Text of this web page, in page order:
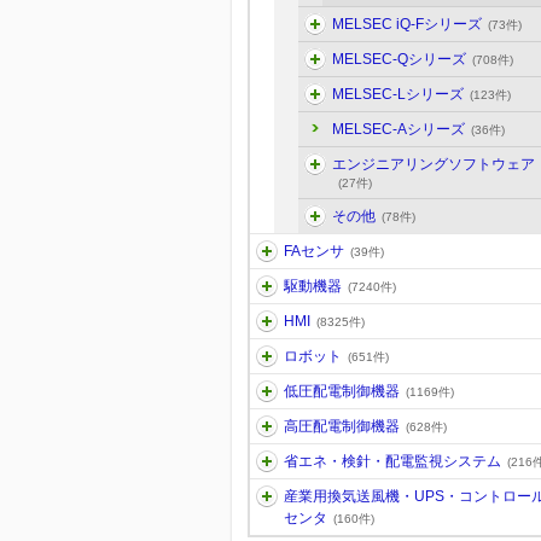
MELSEC iQ-Fシリーズ (73件)
MELSEC-Qシリーズ (708件)
MELSEC-Lシリーズ (123件)
MELSEC-Aシリーズ (36件)
エンジニアリングソフトウェア
(27件)
その他 (78件)
FAセンサ (39件)
駆動機器 (7240件)
HMI (8325件)
ロボット (651件)
低圧配電制御機器 (1169件)
高圧配電制御機器 (628件)
省エネ・検針・配電監視システム (216
産業用換気送風機・UPS・コントロー
センタ
(160件)